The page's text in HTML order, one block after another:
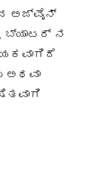
ಅಜ್ವೈನ್
ಬ್ಯಾಟರ್ ನ
ಅಥವಾ